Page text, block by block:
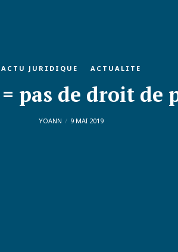
ACTU JURIDIQUE ACTUALITE
pas de droit de
YOANN 9 MAI 2019